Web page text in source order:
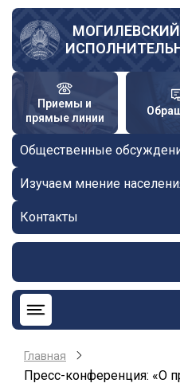
Перейти
основному
содержанию
Приемы и
прямые линии
Общественные
Изучаем мнение
Контакты
Главная
Пресс-конференция: «О